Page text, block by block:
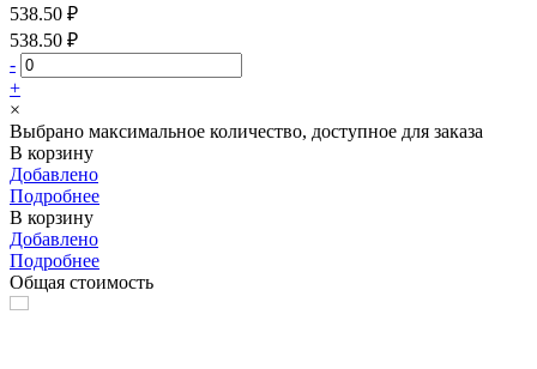
538.50 ₽
538.50 ₽
-
+
×
Выбрано максимальное количество, доступное для заказа
В корзину
Добавлено
Подробнее
В корзину
Добавлено
Подробнее
Общая стоимость